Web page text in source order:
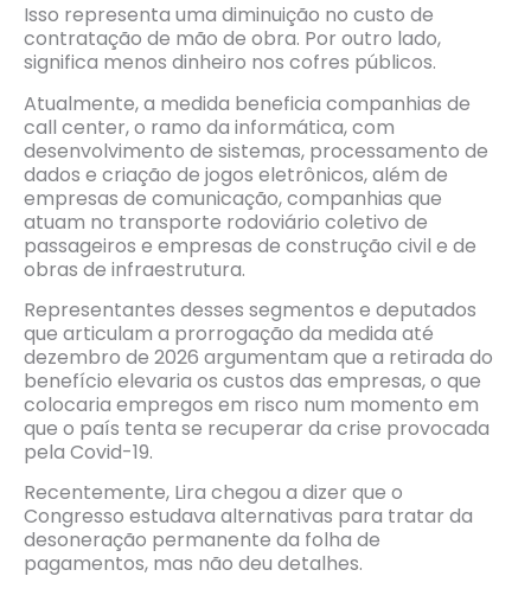
Isso representa uma diminuição no custo de
contratação de mão de obra. Por outro lado,
significa menos dinheiro nos cofres públicos.
Atualmente, a medida beneficia companhias de
call center, o ramo da informática, com
desenvolvimento de sistemas, processamento de
dados e criação de jogos eletrônicos, além de
empresas de comunicação, companhias que
atuam no transporte rodoviário coletivo de
passageiros e empresas de construção civil e de
obras de infraestrutura.
Representantes desses segmentos e deputados
que articulam a prorrogação da medida até
dezembro de 2026 argumentam que a retirada do
benefício elevaria os custos das empresas, o que
colocaria empregos em risco num momento em
que o país tenta se recuperar da crise provocada
pela Covid-19.
Recentemente, Lira chegou a dizer que o
Congresso estudava alternativas para tratar da
desoneração permanente da folha de
pagamentos, mas não deu detalhes.